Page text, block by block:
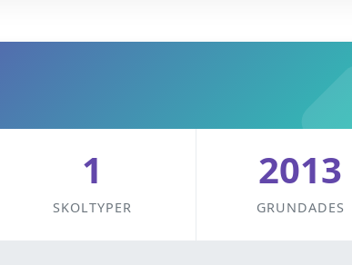
1
SKOLTYPER
2013
GRUNDADES